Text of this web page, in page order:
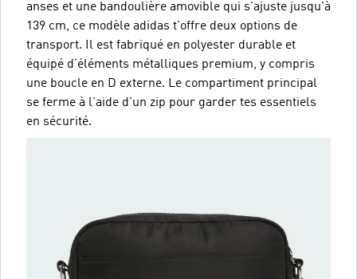
anses et une bandoulière amovible qui s'ajuste jusqu'à
139 cm, ce modèle adidas t'offre deux options de
transport. Il est fabriqué en polyester durable et
équipé d’éléments métalliques premium, y compris
une boucle en D externe. Le compartiment principal
se ferme à l'aide d'un zip pour garder tes essentiels
en sécurité.